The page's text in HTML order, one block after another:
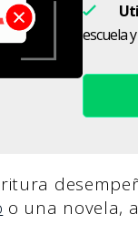
escuela
o una novela,